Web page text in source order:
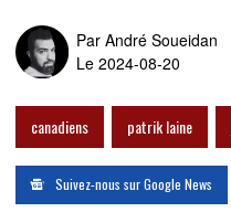
Par André Soueidan
Le 2024-08-20
canadiens patrik laine
Suivez-nous sur Google News